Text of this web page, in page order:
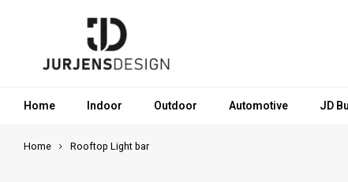
Home Indoor Outdoor Automotive JD
Home Rooftop Light bar